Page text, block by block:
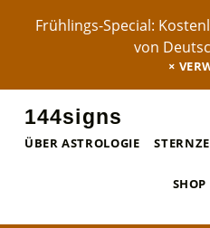
Frühlings-Special:
von
144signs
ÜBER ASTROLOGIE
SHOP